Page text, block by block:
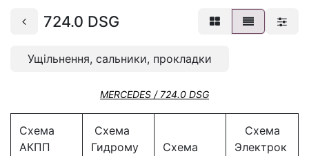
724.0 DSG
Ущільнення, сальники, прокладки
MERCEDES / 724.0 DSG
Схема
АКПП
Схема
Гидрому
Схема
Схема
Электрок